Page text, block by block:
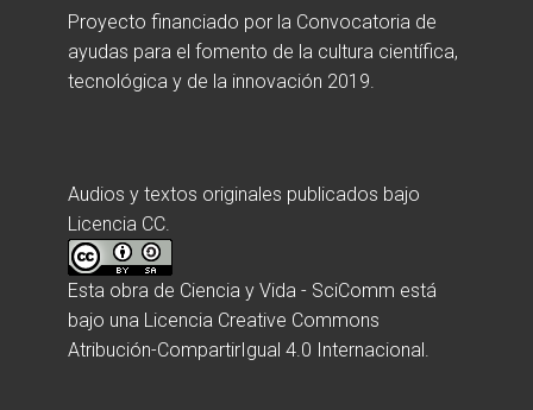
Proyecto financiado por la Convocatoria de
ayudas para el fomento de la cultura científica,
tecnológica y de la innovación 2019.
Audios y textos originales publicados bajo
Licencia CC.
Esta obra de Ciencia y Vida - SciComm está
bajo una Licencia Creative Commons
Atribución-CompartirIgual 4.0 Internacional